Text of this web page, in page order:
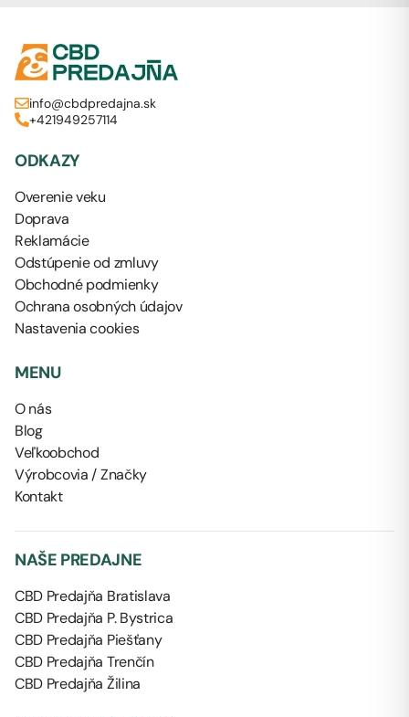
info@cbdpredajna.sk
+421949257114
ODKAZY
Overenie veku
Doprava
Reklamácie
Odstúpenie od zmluvy
Obchodné podmienky
Ochrana osobných údajov
Nastavenia cookies
MENU
O nás
Blog
Veľkoobchod
Výrobcovia / Značky
Kontakt
NAŠE PREDAJNE
CBD Predajňa Bratislava
CBD Predajňa P. Bystrica
CBD Predajňa Piešťany
CBD Predajňa Trenčín
CBD Predajňa Žilina